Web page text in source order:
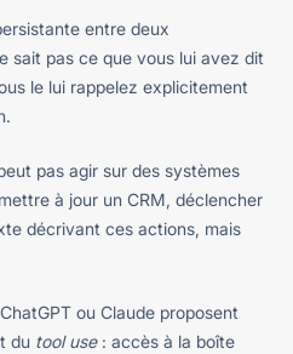
entre deux
sait pas ce que vous lui avez dit
le lui rappelez explicitement
pas agir sur des systèmes
à jour un CRM, déclencher
décrivant ces actions, mais
ou Claude proposent
du tool use: accès à la boîte